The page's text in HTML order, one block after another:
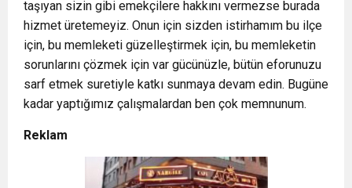
taşıyan sizin gibi emekçilere hakkını vermezse burada
hizmet üretemeyiz. Onun için sizden istirhamım bu ilçe
için, bu memleketi güzelleştirmek için, bu memleketin
sorunlarını çözmek için var gücünüzle, bütün eforunuzu
sarf etmek suretiyle katkı sunmaya devam edin. Bugüne
kadar yaptığımız çalışmalardan ben çok memnunum.
Reklam